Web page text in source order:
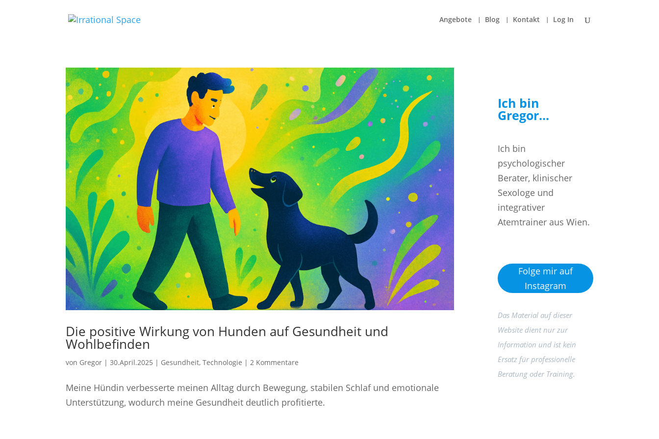
Angebote Blog Kontakt Log In
Die positive Wirkung von Hunden auf Gesundheit und
Wohlbefinden
von Gregor |30.April.2025 | Gesundheit,Technologie | 2 Kommentare
Meine Hündin verbesserte meinen Alltag durch Bewegung, stabilen Schlaf und emotionale
Unterstützung, wodurch meine Gesundheit deutlich profitierte.
Ich bin
Gregor...
Ich bin
psychologischer
Berater, klinischer
Sexologe und
integrativer
Atemtrainer aus Wien.
Folge mir auf
Instagram
Das Material auf dieser
Website dient nur zur
Information und ist kein
Ersatz für professionelle
Beratung oder Training.